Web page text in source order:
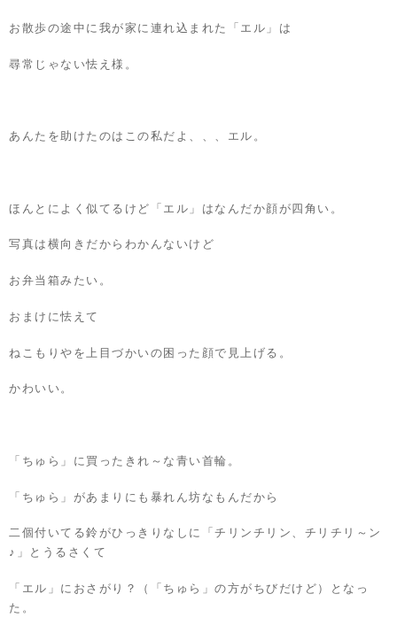
お散歩の途中に我が家に連れ込まれた「エル」は
尋常じゃない怯え様。
あんたを助けたのはこの私だよ、、、エル。
ほんとによく似てるけど「エル」はなんだか顔が四角い。
写真は横向きだからわかんないけど
お弁当箱みたい。
おまけに怯えて
ねこもりやを上目づかいの困った顔で見上げる。
かわいい。
「ちゅら」に買ったきれ～な青い首輪。
「ちゅら」があまりにも暴れん坊なもんだから
二個付いてる鈴がひっきりなしに「チリンチリン、チリチリ～ン
♪」とうるさくて
「エル」におさがり？（「ちゅら」の方がちびだけど）となっ
た。